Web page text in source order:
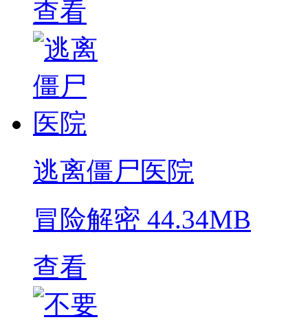
查看
逃离僵尸医院
冒险解密 44.34MB
查看